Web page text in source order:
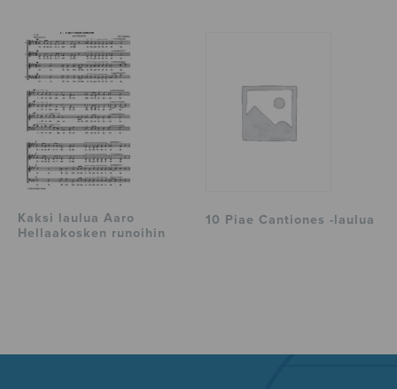
Kaksi laulua Aaro
Hellaakosken runoihin
10 Piae Cantiones -laulua